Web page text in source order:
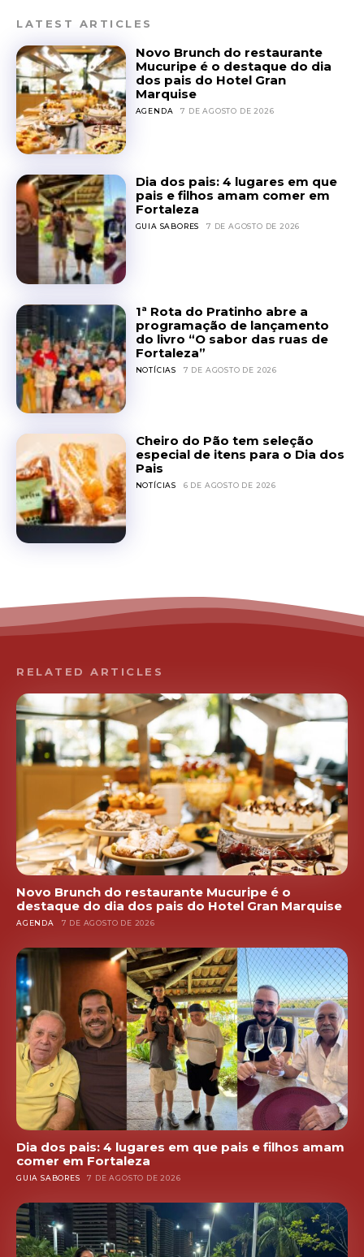
LATEST ARTICLES
Novo Brunch do restaurante
Mucuripe é o destaque do dia
dos pais do Hotel Gran
Marquise
AGENDA 7 DE AGOSTO DE 2026
Dia dos pais: 4 lugares em que
pais e filhos amam comer em
Fortaleza
GUIA SABORES 7 DE AGOSTO DE 2026
1ª Rota do Pratinho abre a
programação de lançamento
do livro “O sabor das ruas de
Fortaleza”
NOTÍCIAS 7 DE AGOSTO DE 2026
Cheiro do Pão tem seleção
especial de itens para o Dia dos
Pais
NOTÍCIAS 6 DE AGOSTO DE 2026
RELATED ARTICLES
Novo Brunch do restaurante Mucuripe é o
destaque do dia dos pais do Hotel Gran Marquise
AGENDA 7 DE AGOSTO DE 2026
Dia dos pais: 4 lugares em que pais e filhos amam
comer em Fortaleza
GUIA SABORES 7 DE AGOSTO DE 2026